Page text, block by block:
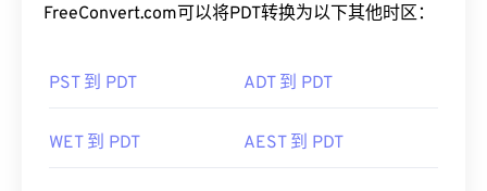
FreeConvert.com可以将PDT转换为以下其他时区：
PST 到 PDT ADT 到 PDT
WET 到 PDT AEST 到 PDT